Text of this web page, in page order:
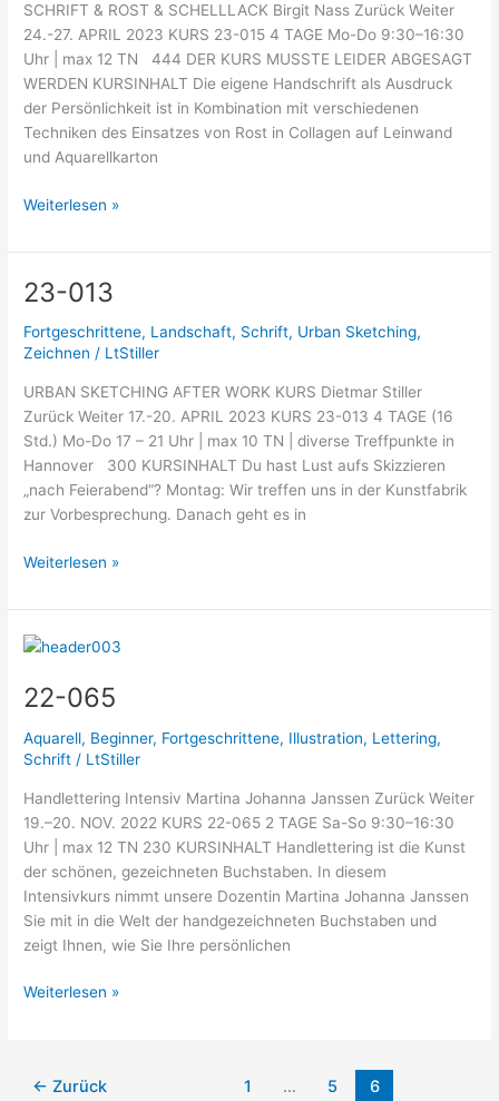
SCHRIFT & ROST & SCHELLLACK Birgit Nass Zurück Weiter
24.-27. APRIL 2023 KURS 23-015 4 TAGE Mo-Do 9:30–16:30
Uhr | max 12 TN 444 DER KURS MUSSTE LEIDER ABGESAGT
WERDEN KURSINHALT Die eigene Handschrift als Ausdruck
der Persönlichkeit ist in Kombination mit verschiedenen
Techniken des Einsatzes von Rost in Collagen auf Leinwand
und Aquarellkarton
Weiterlesen »
23-013
Fortgeschrittene, Landschaft, Schrift, Urban Sketching,
Zeichnen / LtStiller
URBAN SKETCHING AFTER WORK KURS Dietmar Stiller
Zurück Weiter 17.-20. APRIL 2023 KURS 23-013 4 TAGE (16
Std.) Mo-Do 17 – 21 Uhr | max 10 TN | diverse Treffpunkte in
Hannover 300 KURSINHALT Du hast Lust aufs Skizzieren
„nach Feierabend“? Montag: Wir treffen uns in der Kunstfabrik
zur Vorbesprechung. Danach geht es in
23-
Weiterlesen »
22-065
Aquarell, Beginner, Fortgeschrittene, Illustration, Lettering,
Schrift / LtStiller
Handlettering Intensiv Martina Johanna Janssen Zurück Weiter
19.–20. NOV. 2022 KURS 22-065 2 TAGE Sa-So 9:30–16:30
Uhr | max 12 TN 230 KURSINHALT Handlettering ist die Kunst
der schönen, gezeichneten Buchstaben. In diesem
Intensivkurs nimmt unsere Dozentin Martina Johanna Janssen
Sie mit in die Welt der handgezeichneten Buchstaben und
zeigt Ihnen, wie Sie Ihre persönlichen
22-
Weiterlesen »
← Zurück 1 … 5 6